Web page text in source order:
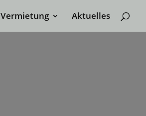
Vermietung Aktuelles